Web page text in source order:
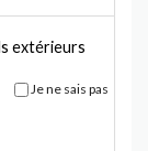
extérieurs
Je ne sais pas